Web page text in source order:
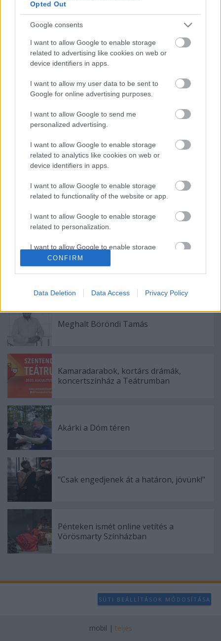
Opted Out
Google consents
I want to allow Google to enable storage
related to advertising like cookies on web or
device identifiers in apps.
I want to allow my user data to be sent to
Google for online advertising purposes.
I want to allow Google to send me
personalized advertising.
I want to allow Google to enable storage
related to analytics like cookies on web or
device identifiers in apps.
I want to allow Google to enable storage
related to functionality of the website or app.
I want to allow Google to enable storage
related to personalization.
I want to allow Google to enable storage
related to security, including authentication
functionality and fraud prevention, and other
CONFIRM
Data Deletion Data Access Privacy Policy
gondoskodó nő szerepét is. Ophélia nem csak azért
őrül meg, mert Hamlet Polónius gyilkosává vált,
elérhetetlen a dán királyfi szerelme.
Forrás:ITI Magyar Központ
Ajánlott bejegyzések:
Meghalt Böröndi Tamás
Kamaradarabok, kortárs drámák,
koncertszínház a Teátrumban
Akárki a Dóm téren
"Csak engedjenek át a határon, jövünk!"
Pénteken ismét online vetítés a
Vörösmarty Színházban
SÜTI BEÁLLÍTÁSOK MÓDOSÍTÁSA
mobil | teljes